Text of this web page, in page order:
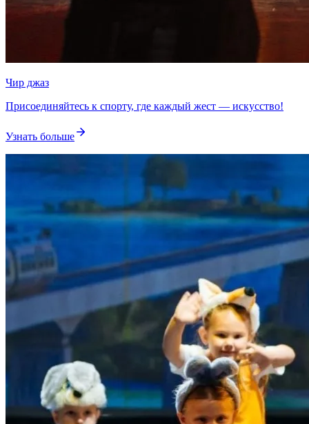
Чир джаз
Присоединяйтесь к спорту, где каждый жест — искусство!
Узнать больше